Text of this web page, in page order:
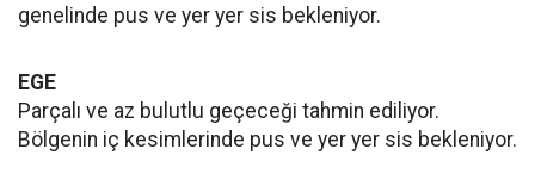
genelinde pus ve yer yer sis bekleniyor.
EGE
Parçalı ve az bulutlu geçeceği tahmin ediliyor.
Bölgenin iç kesimlerinde pus ve yer yer sis bekleniyor.